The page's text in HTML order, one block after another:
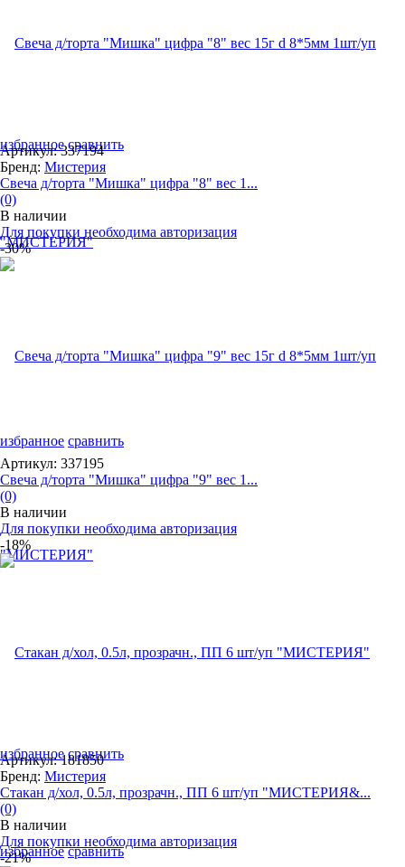
избранное сравнить
избранное сравнить
Артикул: 337194
Бренд: Мистерия
Свеча д/торта "Мишка" цифра "8" вес 1...
(0)
В наличии
Для покупки необходима авторизация
-30%
избранное сравнить
Артикул: 337195
Свеча д/торта "Мишка" цифра "9" вес 1...
(0)
В наличии
Для покупки необходима авторизация
-18%
избранное сравнить
Артикул: 181850
Бренд: Мистерия
Стакан д/хол, 0.5л, прозрачн., ПП 6 шт/уп "МИСТЕРИЯ&...
(0)
В наличии
Для покупки необходима авторизация
-21%